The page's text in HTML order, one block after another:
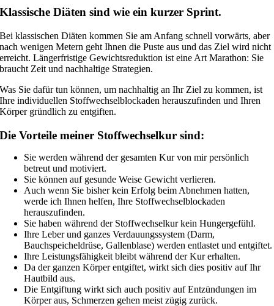
Klassische Diäten sind wie ein kurzer Sprint.
Bei klassischen Diäten kommen Sie am Anfang schnell vorwärts, aber
nach wenigen Metern geht Ihnen die Puste aus und das Ziel wird nicht
erreicht. Längerfristige Gewichtsreduktion ist eine Art Marathon: Sie
braucht Zeit und nachhaltige Strategien.
Was Sie dafür tun können, um nachhaltig an Ihr Ziel zu kommen, ist
Ihre individuellen Stoffwechselblockaden herauszufinden und Ihren
Körper gründlich zu entgiften.
Die Vorteile meiner Stoffwechselkur sind:
Sie werden während der gesamten Kur von mir persönlich
betreut und motiviert.
Sie können auf gesunde Weise Gewicht verlieren.
Auch wenn Sie bisher kein Erfolg beim Abnehmen hatten,
werde ich Ihnen helfen, Ihre Stoffwechselblockaden
herauszufinden.
Sie haben während der Stoffwechselkur kein Hungergefühl.
Ihre Leber und ganzes Verdauungssystem (Darm,
Bauchspeicheldrüse, Gallenblase) werden entlastet und entgiftet.
Ihre Leistungsfähigkeit bleibt während der Kur erhalten.
Da der ganzen Körper entgiftet, wirkt sich dies positiv auf Ihr
Hautbild aus.
Die Entgiftung wirkt sich auch positiv auf Entzündungen im
Körper aus, Schmerzen gehen meist zügig zurück.